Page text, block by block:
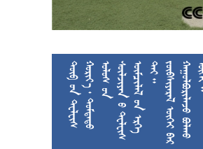

































































  






































